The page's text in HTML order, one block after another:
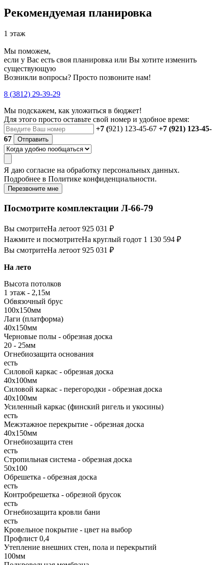
Рекомендуемая планировка
1 этаж
Мы поможем,
если у Вас есть своя планировка или Вы хотите изменить
существующую
Возникли вопросы? Просто позвоните нам!
8 (3812) 29-39-29
Мы подскажем, как уложиться в бюджет!
Для этого просто оставьте свой номер и удобное время:
+7 (921) 123-45-67 +7 (921) 123-45-
67
Отправить
Я даю согласие на обработку персональных данных.
Подробнее в Политике конфиденциальности.
Перезвоните мне
Посмотрите комплектации Л-66-79
Вы смотритеНа летоот 925 031 ₽
Нажмите и посмотритеНа круглый годот 1 130 594 ₽
Вы смотритеНа летоот 925 031 ₽
На лето
Высота потолков
1 этаж - 2,15м
Обвязочный брус
100х150мм
Лаги (платформа)
40х150мм
Черновые полы - обрезная доска
20 - 25мм
Огнебиозащита основания
есть
Силовой каркас - обрезная доска
40х100мм
Силовой каркас - перегородки - обрезная доска
40х100мм
Усиленный каркас (финский ригель и укосины)
есть
Межэтажное перекрытие - обрезная доска
40х150мм
Огнебиозащита стен
есть
Стропильная система - обрезная доска
50х100
Обрешетка - обрезная доска
есть
Контробрешетка - обрезной брусок
есть
Огнебиозащита кровли бани
есть
Кровельное покрытие - цвет на выбор
Профлист 0,4
Утепление внешних стен, пола и перекрытий
100мм